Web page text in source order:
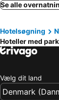
Se alle
Hotelsøgning
Hoteller med
Vælg dit land